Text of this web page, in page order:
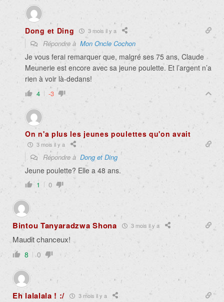
Dong et Ding 3 mois il y a
Répondre à Mon Oncle Cochon
Je vous ferai remarquer que, malgré ses 75 ans, Claude
Meunerie est encore avec sa jeune poulette. Et l’argent n’a
rien à voir là-dedans!
4 -3
On n'a plus les jeunes poulettes qu'on avait
3 mois il y a
Répondre à Dong et Ding
Jeune poulette? Elle a 48 ans.
1 0
Bintou Tanyaradzwa Shona 3 mois il y a
Maudit chanceux!
8 0
Eh lalalala ! :/ 3 mois il y a